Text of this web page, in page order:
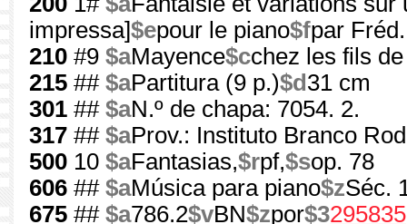
impressa]$epour le piano$fpar
210 #9 $aMayence$cchez les fils
215 ## $aPartitura (9 p.)$d 31 cm
301 ## $aN.º de chapa: 7054. 2.
317 ## $aProv.: Instituto Branco
500 10 $aFantasias,$rpf,$sop. 78
606 ## $aMúsica para piano$zSéc.
675 ## $a786.2$vBN$zpor$3295835